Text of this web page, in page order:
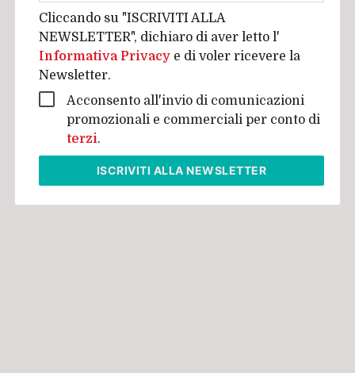
Cliccando su "ISCRIVITI ALLA
NEWSLETTER", dichiaro di aver letto l'
Informativa Privacy e di voler ricevere la
Newsletter.
Acconsento all'invio di comunicazioni
promozionali e commerciali per conto di
terzi.
ISCRIVITI ALLA NEWSLETTER